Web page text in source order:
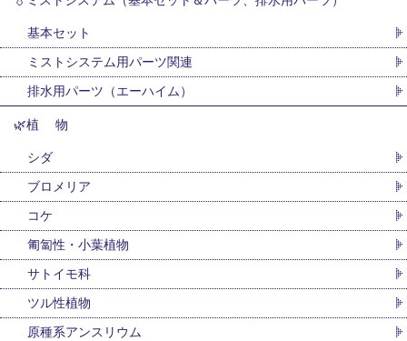
基本セット
ミストシステム用パーツ関連
排水用パーツ（エーハイム）
🌿植 物
シダ
ブロメリア
コケ
匍匐性・小葉植物
サトイモ科
ツル性植物
原種系アンスリウム